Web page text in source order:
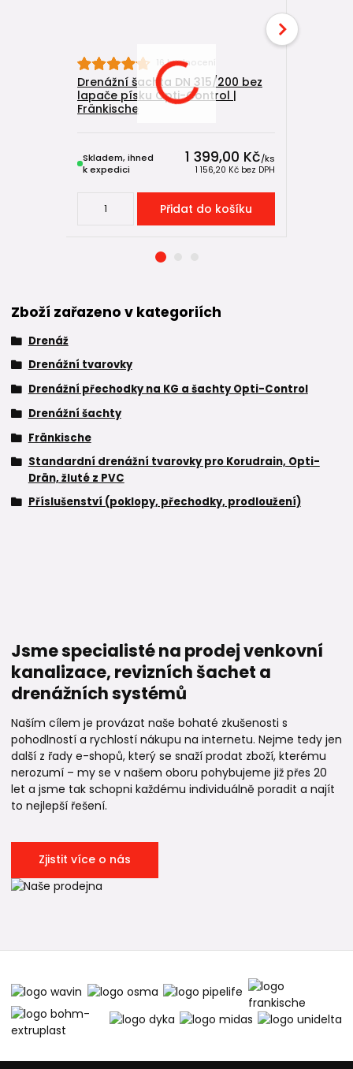
16 hodnocení
Drenážní šachta DN 315/200 bez
lapače písku Opti-Control |
Fränkische
1 399,00 Kč/ks
1 156,20 Kč bez DPH
Skladem, ihned
k expedici
Přidat do košíku
Zboží zařazeno v kategoriích
Drenáž
Drenážní tvarovky
Drenážní přechodky na KG a šachty Opti-Control
Drenážní šachty
Fränkische
Standardní drenážní tvarovky pro Korudrain, Opti-
Drän, žluté z PVC
Příslušenství (poklopy, přechodky, prodloužení)
Jsme specialisté na prodej venkovní
kanalizace, revizních šachet a
drenážních systémů
Naším cílem je provázat naše bohaté zkušenosti s
pohodlností a rychlostí nákupu na internetu. Nejme tedy jen
další z řady e-shopů, který se snaží prodat zboží, kterému
nerozumí – my se v našem oboru pohybujeme již přes 20
let a jsme tak schopni každému individuálně poradit a najít
to nejlepší řešení.
Zjistit více o nás